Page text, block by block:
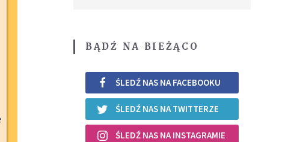
BĄDŹ NA BIEŻĄCO
ŚLEDŹ NAS NA FACEBOOKU
ŚLEDŹ NAS NA TWITTERZE
ŚLEDŹ NAS NA INSTAGRAMIE